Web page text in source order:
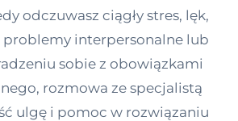
Dołącz do portalu
odczuwasz ciągły stres, lęk,
problemy interpersonalne lub
sobie z obowiązkami
rozmowa ze specjalistą
ulgę i pomoc w rozwiązaniu